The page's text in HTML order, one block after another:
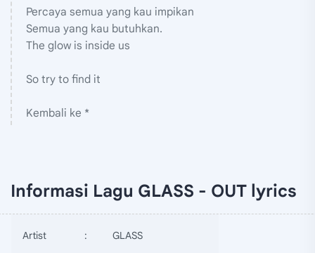
Percaya semua yang kau impikan
Semua yang kau butuhkan.
The glow is inside us
So try to find it
Kembali ke *
Informasi Lagu GLASS - OUT lyrics
Artist : GLASS